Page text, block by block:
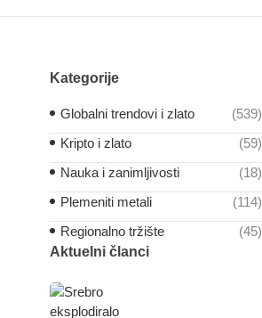
Kategorije
Globalni trendovi i zlato
(539)
Kripto i zlato
(59)
Nauka i zanimljivosti
(18)
Plemeniti metali
(114)
Regionalno tržište
(45)
Aktuelni članci